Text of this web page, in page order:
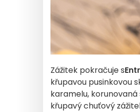
Zážitek pokračuje s
křupavou pusinkovou
karamelu,
křupavý chuťový